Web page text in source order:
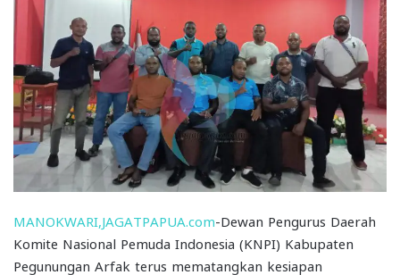
MANOKWARI,JAGATPAPUA.com-Dewan Pengurus Daerah
Komite Nasional Pemuda Indonesia (KNPI) Kabupaten
Pegunungan Arfak terus mematangkan kesiapan